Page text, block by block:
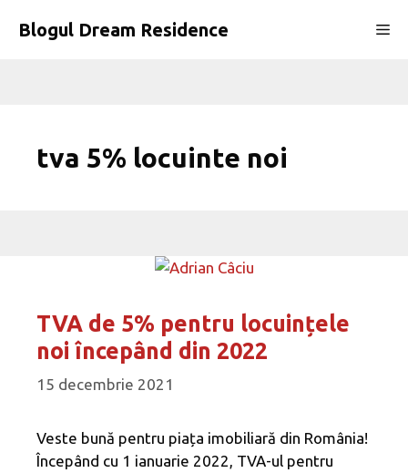
Blogul Dream Residence
tva 5% locuinte noi
TVA de 5% pentru locuințele
noi începând din 2022
15 decembrie 2021
Veste bună pentru piața imobiliară din România!
Începând cu 1 ianuarie 2022, TVA-ul pentru